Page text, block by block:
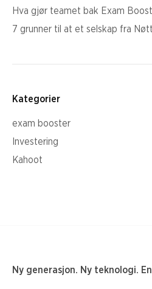
Hva gjør teamet bak Exam
7 grunner til at et selskap fra
Kategorier
exam booster
Investering
Kahoot
Ny generasjon. Ny teknologi.